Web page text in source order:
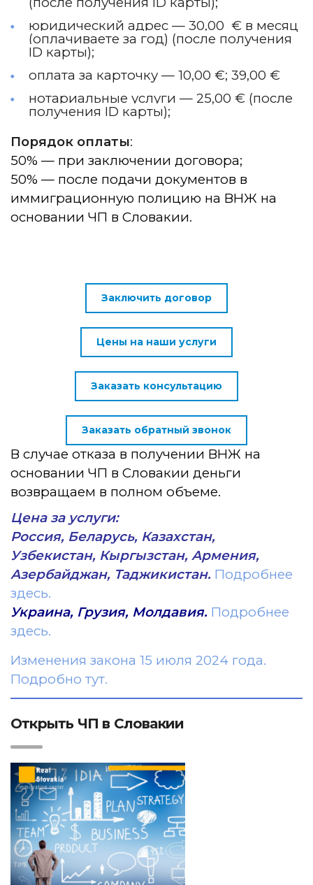
юридический адрес — 30,00 € в месяц
(оплачиваете за год) (после получения
ID карты);
оплата за карточку — 10,00 €; 39,00 €
нотариальные услуги — 25,00 € (после
получения ID карты);
Порядок оплаты:
50% — при заключении договора;
50% — после подачи документов в
иммиграционную полицию на ВНЖ на
основании ЧП в Словакии.
Заключить договор
Цены на наши услуги
Заказать консультацию
Заказать обратный звонок
В случае отказа в получении ВНЖ на
основании ЧП в Словакии деньги
возвращаем в полном объеме.
Цена за услуги:
Россия, Беларусь, Казахстан,
Узбекистан, Кыргызстан, Армения,
Азербайджан, Таджикистан. Подробнее
здесь.
Украина, Грузия, Молдавия. Подробнее
здесь.
Изменения закона 15 июля 2024 года.
Подробно тут.
Открыть ЧП в Словакии